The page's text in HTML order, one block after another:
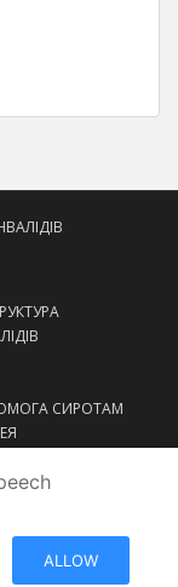
СИРОТАМ
Colorlib. Працює на
ALLOW